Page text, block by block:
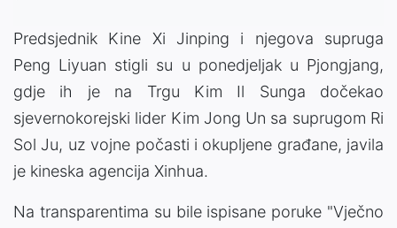
Predsjednik Kine Xi Jinping i njegova supruga
Peng Liyuan stigli su u ponedjeljak u Pjongjang,
gdje ih je na Trgu Kim Il Sunga dočekao
sjevernokorejski lider Kim Jong Un sa suprugom Ri
Sol Ju, uz vojne počasti i okupljene građane, javila
je kineska agencija Xinhua.
Na transparentima su bile ispisane poruke "Vječno